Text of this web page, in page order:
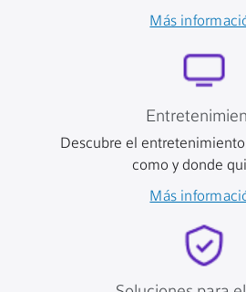
Más
Descubre el
como y donde
Más